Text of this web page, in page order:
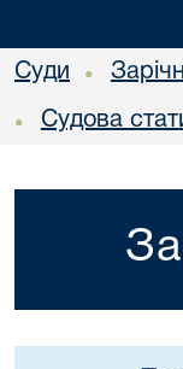
Суди •
• Судова